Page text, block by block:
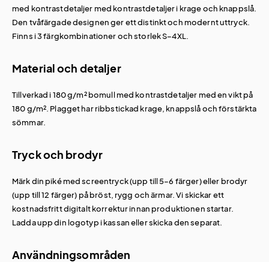
med kontrastdetaljer med kontrastdetaljer i krage och knappslå.
Den tvåfärgade designen ger ett distinkt och modernt uttryck.
Finns i 3 färgkombinationer och storlek S–4XL.
Material och detaljer
Tillverkad i 180 g/m² bomull med kontrastdetaljer med en vikt på
180 g/m². Plagget har ribbstickad krage, knappslå och förstärkta
sömmar.
Tryck och brodyr
Märk din piké med screentryck (upp till 5–6 färger) eller brodyr
(upp till 12 färger) på bröst, rygg och ärmar. Vi skickar ett
kostnadsfritt digitalt korrektur innan produktionen startar.
Ladda upp din logotyp i kassan eller skicka den separat.
Användningsområden